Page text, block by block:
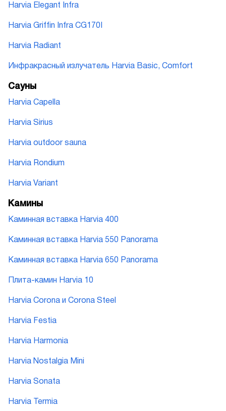
Harvia Elegant Infra
Harvia Griffin Infra CG170I
Harvia Radiant
Инфракрасный излучатель Harvia Basic, Comfort
Сауны
Harvia Capella
Harvia Sirius
Harvia outdoor sauna
Harvia Rondium
Harvia Variant
Камины
Каминная вставка Harvia 400
Каминная вставка Harvia 550 Panorama
Каминная вставка Harvia 650 Panorama
Плита-камин Harvia 10
Harvia Corona и Corona Steel
Harvia Festia
Harvia Harmonia
Harvia Nostalgia Mini
Harvia Sonata
Harvia Termia